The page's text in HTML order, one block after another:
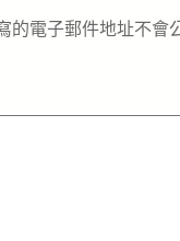
的電子郵件地址不會